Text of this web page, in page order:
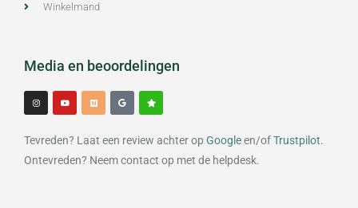
Winkelmand
Media en beoordelingen
I
n
s
t
r
m
Y
o
t
e
M
e
d
i
G
o
o
g
S
t
a
r
Tevreden? Laat een review achter op Googleen/ofTrustpilot.
Ontevreden? Neem contact op met de helpdesk.